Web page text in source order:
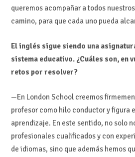
queremos acompañar a todos
camino, para que cada uno pueda
El inglés sigue siendo una
sistema educativo. ¿Cuáles son, en
retos por resolver?
—En London School creemos
profesor como hilo conductor y figura
aprendizaje. En este sentido, no solo
profesionales cualificados y con
de idiomas, sino que además hemos